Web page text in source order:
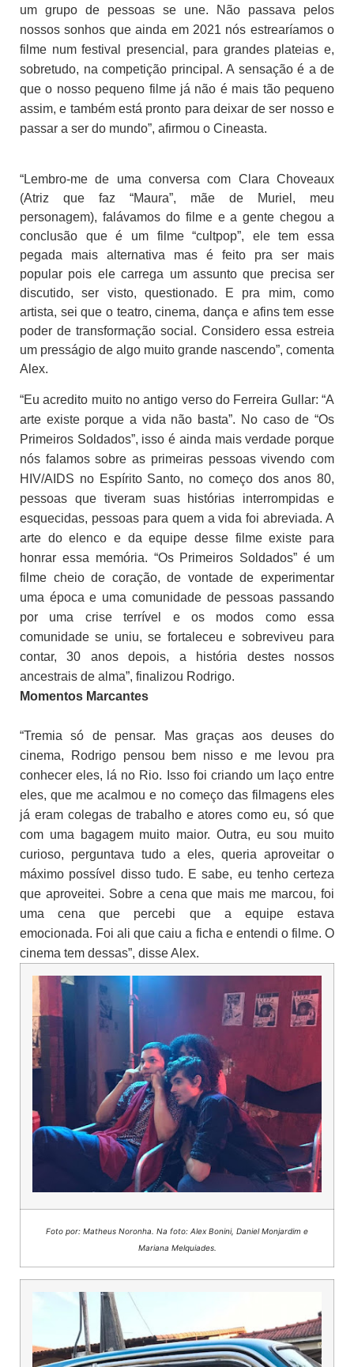
um grupo de pessoas se une. Não passava pelos
nossos sonhos que ainda em 2021 nós estrearíamos o
filme num festival presencial, para grandes plateias e,
sobretudo, na competição principal. A sensação é a de
que o nosso pequeno filme já não é mais tão pequeno
assim, e também está pronto para deixar de ser nosso e
passar a ser do mundo”, afirmou o Cineasta.
“Lembro-me de uma conversa com Clara Choveaux
(Atriz que faz “Maura”, mãe de Muriel, meu
personagem), falávamos do filme e a gente chegou a
conclusão que é um filme “cultpop”, ele tem essa
pegada mais alternativa mas é feito pra ser mais
popular pois ele carrega um assunto que precisa ser
discutido, ser visto, questionado. E pra mim, como
artista, sei que o teatro, cinema, dança e afins tem esse
poder de transformação social. Considero essa estreia
um presságio de algo muito grande nascendo”, comenta
Alex.
“Eu acredito muito no antigo verso do Ferreira Gullar: “A
arte existe porque a vida não basta”. No caso de “Os
Primeiros Soldados”, isso é ainda mais verdade porque
nós falamos sobre as primeiras pessoas vivendo com
HIV/AIDS no Espírito Santo, no começo dos anos 80,
pessoas que tiveram suas histórias interrompidas e
esquecidas, pessoas para quem a vida foi abreviada. A
arte do elenco e da equipe desse filme existe para
honrar essa memória. “Os Primeiros Soldados” é um
filme cheio de coração, de vontade de experimentar
uma época e uma comunidade de pessoas passando
por uma crise terrível e os modos como essa
comunidade se uniu, se fortaleceu e sobreviveu para
contar, 30 anos depois, a história destes nossos
ancestrais de alma”, finalizou Rodrigo.
Momentos Marcantes
“Tremia só de pensar. Mas graças aos deuses do
cinema, Rodrigo pensou bem nisso e me levou pra
conhecer eles, lá no Rio. Isso foi criando um laço entre
eles, que me acalmou e no começo das filmagens eles
já eram colegas de trabalho e atores como eu, só que
com uma bagagem muito maior. Outra, eu sou muito
curioso, perguntava tudo a eles, queria aproveitar o
máximo possível disso tudo. E sabe, eu tenho certeza
que aproveitei. Sobre a cena que mais me marcou, foi
uma cena que percebi que a equipe estava
emocionada. Foi ali que caiu a ficha e entendi o filme. O
cinema tem dessas”, disse Alex.
Foto por: Matheus Noronha. Na foto: Alex Bonini, Daniel Monjardim e
Mariana Melquiades.